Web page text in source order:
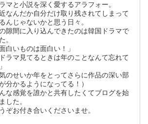
マと小説を深く愛するアラフォー。
なんだか自分だけ取り残されてしまって
んじゃないかと思う日々。
隙間に入り込んできたのは韓国ドラマで
。
面白いものは面白い！」
ドラマ見てるときは年のことなんて忘れて
気のせいか年をとってさらに作品の深い部
分かるようになってる！）
な感覚を誰かと共有したくてブログを始
した。
ぞお付き合いくださいませ。